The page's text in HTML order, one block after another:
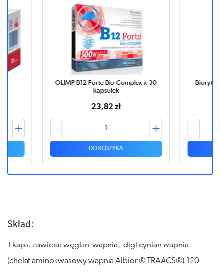
OLIMP B12 Forte Bio-Complex x 30
kapsułek
23,82 zł
DO KOSZYKA
Skład:
1 kaps. zawiera: węglan wapnia, diglicynian wapnia
(chelat aminokwasowy wapnia Albion® TRAACS®) 120